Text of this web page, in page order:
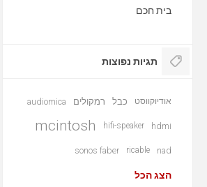
בית חכם
תגיות נפוצות
אודיוקווסט כבל רמקולים audiomica
hdmi
hifi-speaker
mcintosh
nad
ricable
sonos faber
הצג הכל